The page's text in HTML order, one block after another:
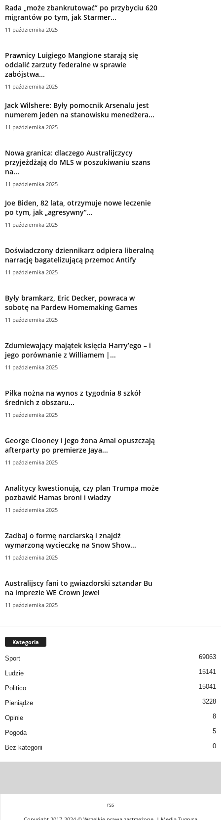
Rada „może zbankrutować” po przybyciu 620
migrantów po tym, jak Starmer...
11 października 2025
Prawnicy Luigiego Mangione starają się
oddalić zarzuty federalne w sprawie
zabójstwa...
11 października 2025
Jack Wilshere: Były pomocnik Arsenalu jest
numerem jeden na stanowisku menedżera...
11 października 2025
Nowa granica: dlaczego Australijczycy
przyjeżdżają do MLS w poszukiwaniu szans
na...
11 października 2025
Joe Biden, 82 lata, otrzymuje nowe leczenie
po tym, jak „agresywny”...
11 października 2025
Doświadczony dziennikarz odpiera liberalną
narrację bagatelizującą przemoc Antify
11 października 2025
Były bramkarz, Eric Decker, powraca w
sobotę na Pardew Homemaking Games
11 października 2025
Zdumiewający majątek księcia Harry’ego – i
jego porównanie z Williamem |...
11 października 2025
Piłka nożna na wynos z tygodnia 8 szkół
średnich z obszaru...
11 października 2025
George Clooney i jego żona Amal opuszczają
afterparty po premierze Jaya...
11 października 2025
Analitycy kwestionują, czy plan Trumpa może
pozbawić Hamas broni i władzy
11 października 2025
Zadbaj o formę narciarską i znajdź
wymarzoną wycieczkę na Snow Show...
11 października 2025
Australijscy fani to gwiazdorski sztandar Bu
na imprezie WE Crown Jewel
11 października 2025
Kategoria
Sport 69063
Ludzie 15141
Politico 15041
Pieniądze 3228
Opinie 8
Pogoda 5
Bez kategorii 0
rss